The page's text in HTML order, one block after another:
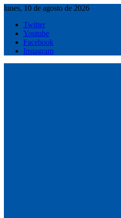
Saltar
contenido
lunes, 10 de agosto de 2026
Twitter
Youtube
Facebook
Instagram